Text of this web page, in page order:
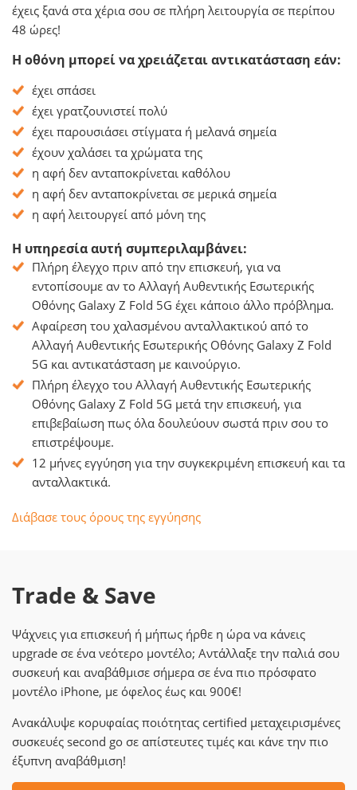
έχεις ξανά στα χέρια σου σε πλήρη λειτουργία σε περίπου
48 ώρες!
Η οθόνη μπορεί να χρειάζεται αντικατάσταση εάν:
έχει σπάσει
έχει γρατζουνιστεί πολύ
έχει παρουσιάσει στίγματα ή μελανά σημεία
έχουν χαλάσει τα χρώματα της
η αφή δεν ανταποκρίνεται καθόλου
η αφή δεν ανταποκρίνεται σε μερικά σημεία
η αφή λειτουργεί από μόνη της
Η υπηρεσία αυτή συμπεριλαμβάνει:
Πλήρη έλεγχο πριν από την επισκευή, για να
εντοπίσουμε αν το Αλλαγή Αυθεντικής Εσωτερικής
Οθόνης Galaxy Z Fold 5G έχει κάποιο άλλο πρόβλημα.
Αφαίρεση του χαλασμένου ανταλλακτικού από το
Αλλαγή Αυθεντικής Εσωτερικής Οθόνης Galaxy Z Fold
5G και αντικατάσταση με καινούργιο.
Πλήρη έλεγχο του Αλλαγή Αυθεντικής Εσωτερικής
Οθόνης Galaxy Z Fold 5G μετά την επισκευή, για
επιβεβαίωση πως όλα δουλεύουν σωστά πριν σου το
επιστρέψουμε.
12 μήνες εγγύηση για την συγκεκριμένη επισκευή και τα
ανταλλακτικά.
Διάβασε τους όρους της εγγύησης
Trade & Save
Ψάχνεις για επισκευή ή μήπως ήρθε η ώρα να κάνεις
upgrade σε ένα νεότερο μοντέλο; Αντάλλαξε την παλιά σου
συσκευή και αναβάθμισε σήμερα σε ένα πιο πρόσφατο
μοντέλο iPhone, με όφελος έως και 900€!
Ανακάλυψε κορυφαίας ποιότητας certified μεταχειρισμένες
συσκευές second go σε απίστευτες τιμές και κάνε την πιο
έξυπνη αναβάθμιση!